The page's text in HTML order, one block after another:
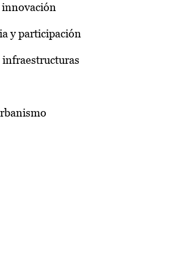
innovación
y participación